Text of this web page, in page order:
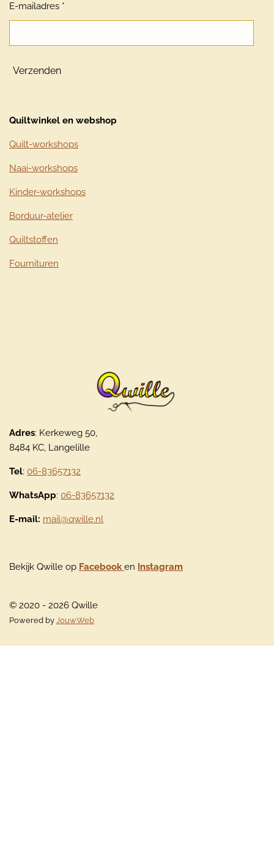
E-mailadres *
Verzenden
Quiltwinkel en webshop
Quilt-workshops
Naai-workshops
Kinder-workshops
Borduur-atelier
Quiltstoffen
Fournituren
Adres: Kerkeweg 50,
8484 KC, Langelille
Tel: 06-83657132
WhatsApp: 06-83657132
E-mail: mail@qwille.nl
Bekijk Qwille op Facebook en Instagram
© 2020 - 2026 Qwille
Powered by JouwWeb